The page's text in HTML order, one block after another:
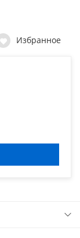
Избранное